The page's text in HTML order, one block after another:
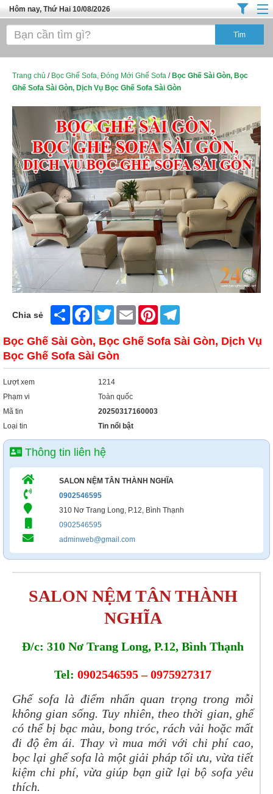
Hôm nay, Thứ Hai 10/08/2026
Trang chủ
Tuyển Sinh Đào Tạo
Đồ Dùng Nội Ngoại Thất
Điện Tử Điện Máy
Làm Đẹp
Thời Trang
Việc Làm
Dịch Vụ
Hàng Tiêu Dùng
Xây Dựng
Trang chủ / Bọc Ghế Sofa, Đóng Mới Ghế Sofa / Bọc Ghế Sài Gòn, Bọc
Ghế Sofa Sài Gòn, Dịch Vụ Bọc Ghế Sofa Sài Gòn
Chia sẻ Share FacebookTwitter Email Pinterest
Bọc Ghế Sài Gòn, Bọc Ghế Sofa Sài Gòn, Dịch Vụ
Bọc Ghế Sofa Sài Gòn
Lượt xem
1214
Phạm vi
Toàn quốc
Mã tin
20250317160003
Loại tin
Tin nổi bật
Thông tin liên hệ
SALON NỆM TÂN THÀNH NGHĨA
0902546595
310 Nơ Trang Long, P.12, Bình Thạnh
0902546595
adminweb@gmail.com
SALON NỆM TÂN THÀNH
NGHĨA
Đ/c: 310 Nơ Trang Long, P.12, Bình Thạnh
Tel: 0902546595 – 0975927317
Ghế sofa là điểm nhấn quan trọng trong mỗi
không gian sống. Tuy nhiên, theo thời gian, ghế
có thể bị bạc màu, bong tróc, rách vải hoặc mất
đi độ êm ái. Thay vì mua mới với chi phí cao,
bọc lại ghế sofa là một giải pháp tối ưu, vừa tiết
kiệm chi phí, vừa giúp bạn giữ lại bộ sofa yêu
thích.